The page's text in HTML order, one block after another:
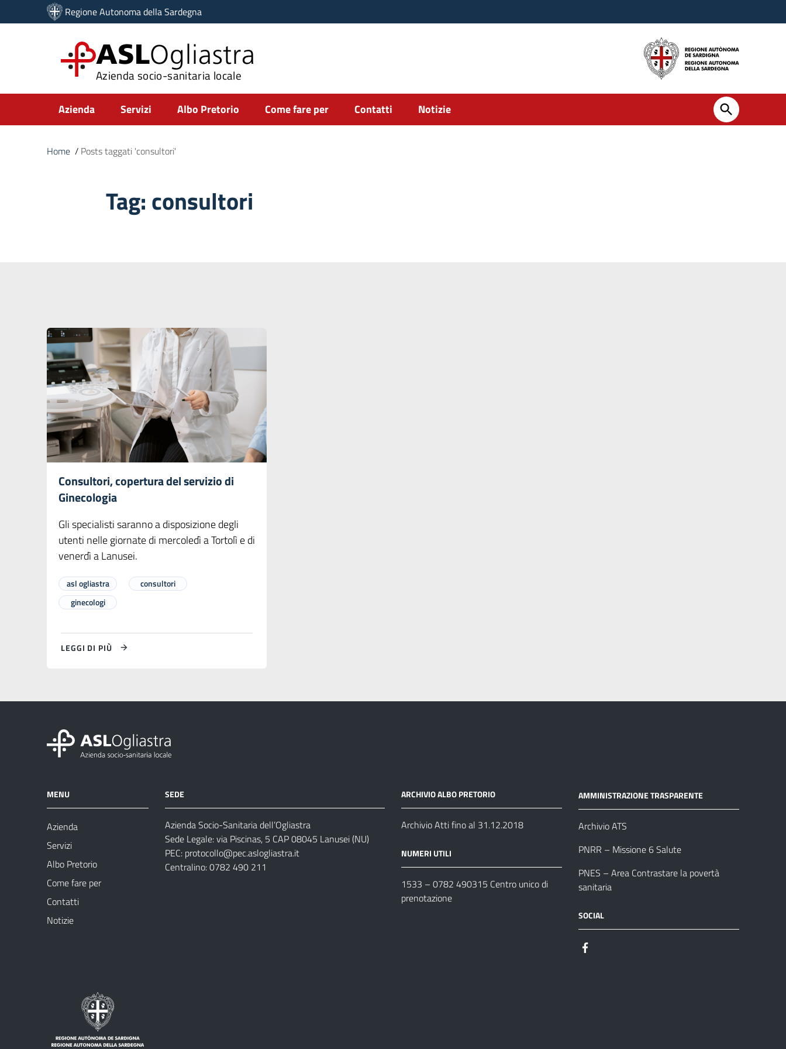
Vai ai contenuti
Vai al menu di navigazione
Regione Autonoma della Sardegna
ASLOgliastra
Azienda socio-sanitaria locale
Submenu
Azienda Servizi Albo Pretorio Come fare per Contatti Notizie
Home / Posts taggati 'consultori'
Tag:consultori
Consultori, copertura del servizio di
Ginecologia
Gli specialisti saranno a disposizione degli
utenti nelle giornate di mercoledì a Tortolì e di
venerdì a Lanusei.
asl ogliastra
consultori
ginecologi
LEGGI DI PIÙ
MENU
Azienda
Servizi
Albo Pretorio
Come fare per
Contatti
Notizie
SEDE
Azienda Socio-Sanitaria dell’Ogliastra
Sede Legale: via Piscinas, 5 CAP 08045 Lanusei (NU)
PEC: protocollo@pec.aslogliastra.it
Centralino: 0782 490 211
ARCHIVIO ALBO PRETORIO
Archivio Atti fino al 31.12.2018
NUMERI UTILI
1533 – 0782 490315 Centro unico di
prenotazione
AMMINISTRAZIONE TRASPARENTE
Archivio ATS
PNRR – Missione 6 Salute
PNES – Area Contrastare la povertà
sanitaria
SOCIAL